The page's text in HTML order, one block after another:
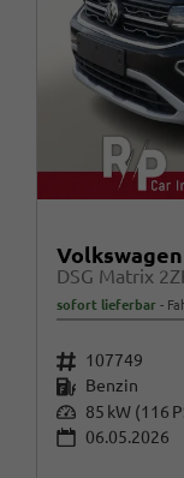
Volkswagen
DSG Matrix
sofort lieferbar
Fahrzeugnr. 107749
Kraftstoff Benzin
Leistung 85 kW (116
06.05.2026